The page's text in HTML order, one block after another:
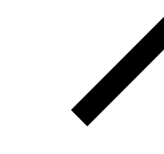
АС Привод (Украина)
АСКО-УКРЕМ
Запорожский завод
Каблекс Одесса
Мегомметр (Украина)